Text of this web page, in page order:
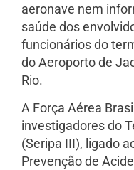
aeronave nem
saúde dos
funcionários do
do Aeroporto de
Rio.
A Força Aérea
investigadores do
(Seripa III), ligado
Prevenção de